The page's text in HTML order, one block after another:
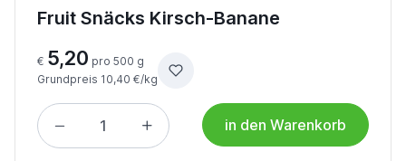
Fruit Snäcks Kirsch-Banane
€ 5,20 pro 500 g
Grundpreis 10,40 €/kg
in den Warenkorb